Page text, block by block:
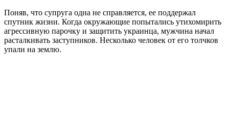
Поняв, что супруга одна не справляется, ее поддержал
спутник жизни. Когда окружающие попытались утихомирить
агрессивную парочку и защитить украинца, мужчина начал
расталкивать заступников. Несколько человек от его толчков
упали на землю.